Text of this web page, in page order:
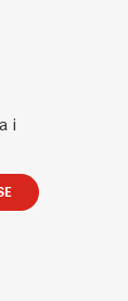
i